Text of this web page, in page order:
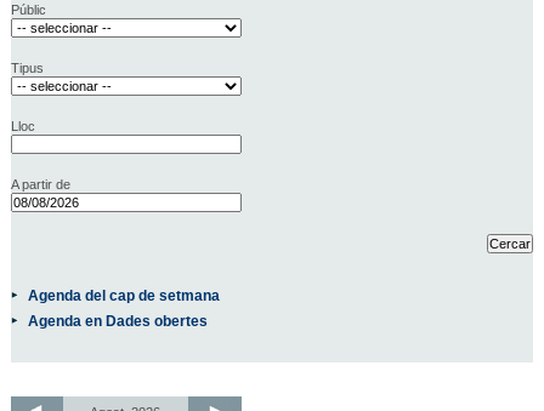
Públic
Tipus
Lloc
A partir de
Agenda del cap de setmana
Agenda en Dades obertes